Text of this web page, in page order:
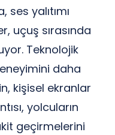
yalıtımı
uçuş sırasında
Teknolojik
daha
kişisel ekranlar
yolcuların
geçirmelerini